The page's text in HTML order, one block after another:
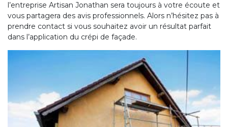
l’entreprise Artisan Jonathan sera toujours à votre écoute et
vous partagera des avis professionnels. Alors n’hésitez pas à
prendre contact si vous souhaitez avoir un résultat parfait
dans l’application du crépi de façade.